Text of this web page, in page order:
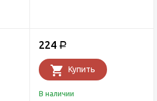
224 Р
Купить
В наличии